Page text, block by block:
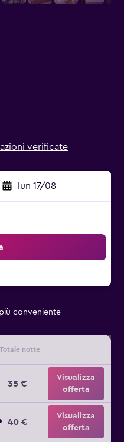
verificate
lun 17/08
conveniente
Totale notte
35 €
Visualizza
offerta
40 €
Visualizza
offerta